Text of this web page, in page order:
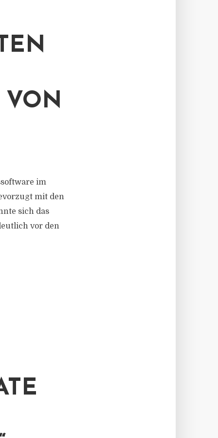
VON
im
mit den
sich das
vor den